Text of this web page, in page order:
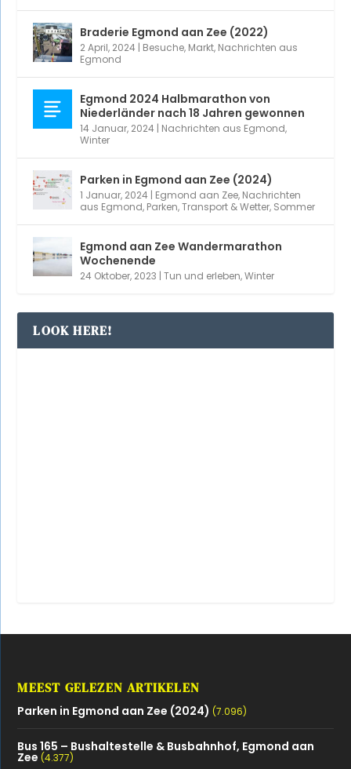
Braderie Egmond aan Zee (2022)
2 April, 2024 | Besuche, Markt, Nachrichten aus
Egmond
Egmond 2024 Halbmarathon von
Niederländer nach 18 Jahren gewonnen
14 Januar, 2024 | Nachrichten aus Egmond,
Winter
Parken in Egmond aan Zee (2024)
1 Januar, 2024 | Egmond aan Zee, Nachrichten
aus Egmond, Parken, Transport & Wetter, Sommer
Egmond aan Zee Wandermarathon
Wochenende
24 Oktober, 2023 |Tun und erleben,Winter
LOOK HERE!
MEEST GELEZEN ARTIKELEN
Parken in Egmond aan Zee (2024) (7.096)
Bus 165 – Bushaltestelle & Busbahnhof, Egmond aan
Zee (4.377)